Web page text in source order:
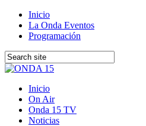
Inicio
La Onda Eventos
Programación
Inicio
On Air
Onda 15 TV
Noticias